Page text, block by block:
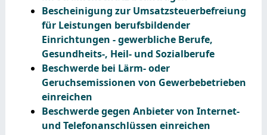
Bescheinigung zur Umsatzsteuerbefreiung
für Leistungen berufsbildender
Einrichtungen - gewerbliche Berufe,
Gesundheits-, Heil- und Sozialberufe
Beschwerde bei Lärm- oder
Geruchsemissionen von Gewerbebetrieben
einreichen
Beschwerde gegen Anbieter von Internet-
und Telefonanschlüssen einreichen